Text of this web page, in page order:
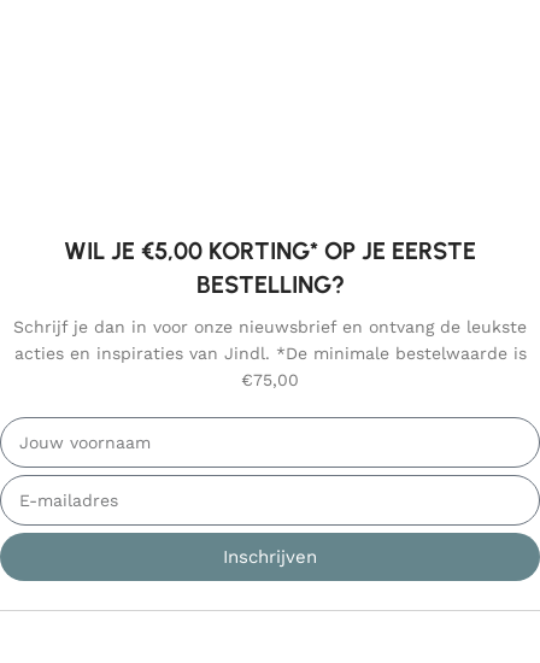
WIL JE €5,00 KORTING* OP JE EERSTE
BESTELLING?
Schrijf je dan in voor onze nieuwsbrief en ontvang de leukste
acties en inspiraties van Jindl. *De minimale bestelwaarde is
€75,00
Inschrijven